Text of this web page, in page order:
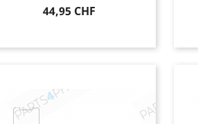
Prezzo
44,95 CHF